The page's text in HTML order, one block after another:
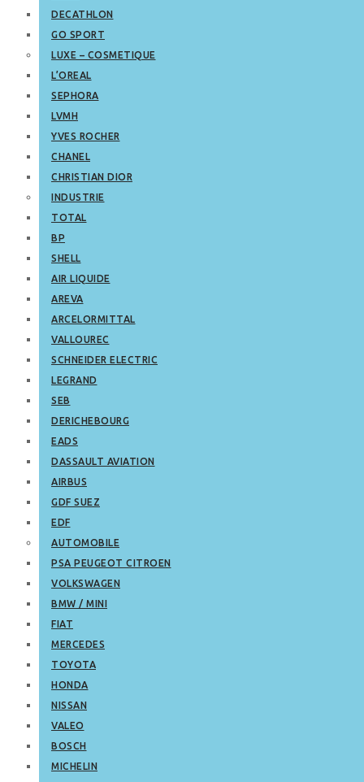
DECATHLON
GO SPORT
LUXE – COSMETIQUE
L’OREAL
SEPHORA
LVMH
YVES ROCHER
CHANEL
CHRISTIAN DIOR
INDUSTRIE
TOTAL
BP
SHELL
AIR LIQUIDE
AREVA
ARCELORMITTAL
VALLOUREC
SCHNEIDER ELECTRIC
LEGRAND
SEB
DERICHEBOURG
EADS
DASSAULT AVIATION
AIRBUS
GDF SUEZ
EDF
AUTOMOBILE
PSA PEUGEOT CITROEN
VOLKSWAGEN
BMW / MINI
FIAT
MERCEDES
TOYOTA
HONDA
NISSAN
VALEO
BOSCH
MICHELIN